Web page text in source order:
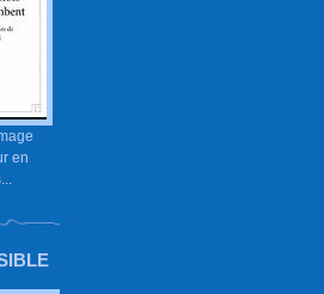
en